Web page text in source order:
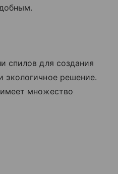
спилов для создания
решение.
множество